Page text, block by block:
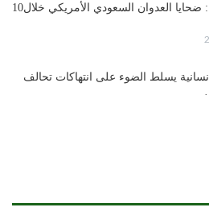
عين الإنسانية: ضحايا العدوان السعودي الأمريكي خلال10
يسلط الضوء على انتهاكات تحالف